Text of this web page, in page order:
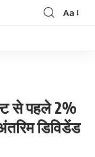
Font
Aa
से पहले 2%
डिविडेंड